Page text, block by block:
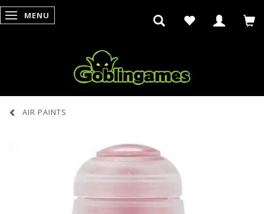
SKIFTE NAVIGATION
MENU
AIR PAINTS